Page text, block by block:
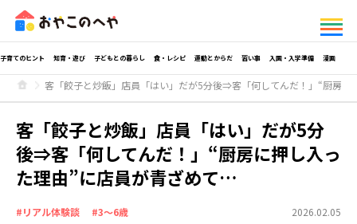
子育てのヒント 知育・遊び 子どもとの暮らし 食・レシピ 運動とからだ 習い事 入園・入学準備 漫画
客「餃子と炒飯」店員「はい」だが5分後⇒客「何してんだ！」“厨房
客「餃子と炒飯」店員「はい」だが5分
後⇒客「何してんだ！」“厨房に押し入っ
た理由”に店員が青ざめて…
#リアル体験談 #3～6歳 2026.02.05